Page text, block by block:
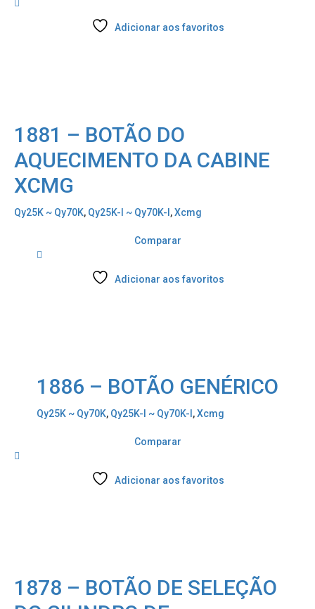
Adicionar aos favoritos
1881 – BOTÃO DO
AQUECIMENTO DA CABINE
XCMG
Qy25K ~ Qy70K, Qy25K-I ~ Qy70K-I,Xcmg
Comparar
Adicionar aos favoritos
1886 – BOTÃO GENÉRICO
Qy25K ~ Qy70K, Qy25K-I ~ Qy70K-I,Xcmg
Comparar
Adicionar aos favoritos
1878 – BOTÃO DE SELEÇÃO